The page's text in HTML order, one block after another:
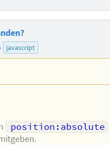
javascript
position:absolute